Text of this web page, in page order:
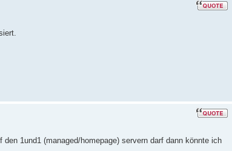
1und1 (managed/homepage) servern darf dann könnte ich